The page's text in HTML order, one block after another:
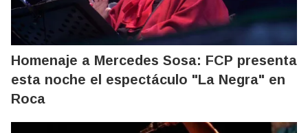
Homenaje a Mercedes Sosa: FCP presenta
esta noche el espectáculo "La Negra" en
Roca